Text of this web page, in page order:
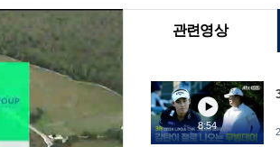
관련영상
8:54